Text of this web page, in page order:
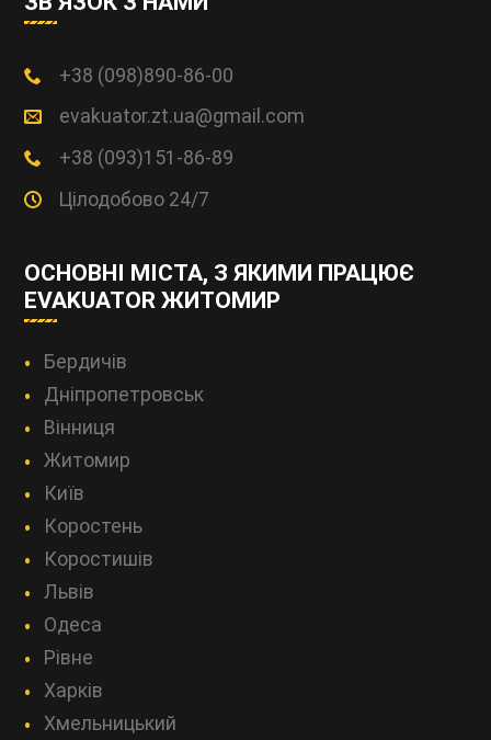
+38 (098)890-86-00
evakuator.zt.ua@gmail.com
+38 (093)151-86-89
Цілодобово 24/7
ОСНОВНІ МІСТА, З ЯКИМИ ПРАЦЮЄ
EVAKUATOR ЖИТОМИР
Бердичів
Дніпропетровськ
Вінниця
Житомир
Київ
Коростень
Коростишів
Львів
Одеса
Рівне
Харків
Хмельницький